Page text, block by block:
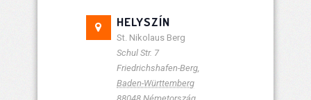
HELYSZÍN
St. Nikolaus Berg
Schul Str. 7
Friedrichshafen-Berg
Baden-Württemberg